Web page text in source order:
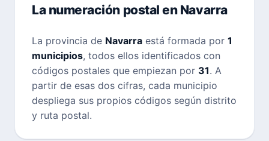
La numeración postal en Navarra
La provincia de Navarra está formada por 1
municipios, todos ellos identificados con
códigos postales que empiezan por 31. A
partir de esas dos cifras, cada municipio
despliega sus propios códigos según distrito
y ruta postal.